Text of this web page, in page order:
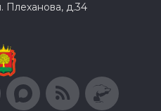
Плеханова, д.34